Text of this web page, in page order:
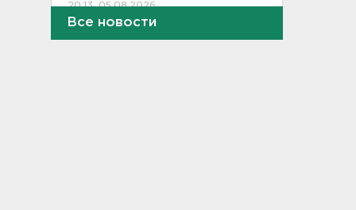
20:13, 05.08.2026
Почему пробелы в памяти —
Все новости